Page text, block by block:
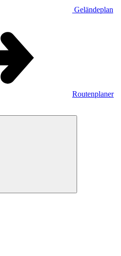
Geländeplan
Routenplaner